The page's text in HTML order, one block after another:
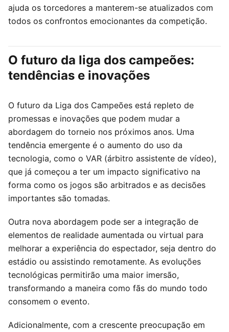
ajuda os torcedores a manterem-se atualizados com
todos os confrontos emocionantes da competição.
O futuro da liga dos campeões:
tendências e inovações
O futuro da Liga dos Campeões está repleto de
promessas e inovações que podem mudar a
abordagem do torneio nos próximos anos. Uma
tendência emergente é o aumento do uso da
tecnologia, como o VAR (árbitro assistente de vídeo),
que já começou a ter um impacto significativo na
forma como os jogos são arbitrados e as decisões
importantes são tomadas.
Outra nova abordagem pode ser a integração de
elementos de realidade aumentada ou virtual para
melhorar a experiência do espectador, seja dentro do
estádio ou assistindo remotamente. As evoluções
tecnológicas permitirão uma maior imersão,
transformando a maneira como fãs do mundo todo
consomem o evento.
Adicionalmente, com a crescente preocupação em